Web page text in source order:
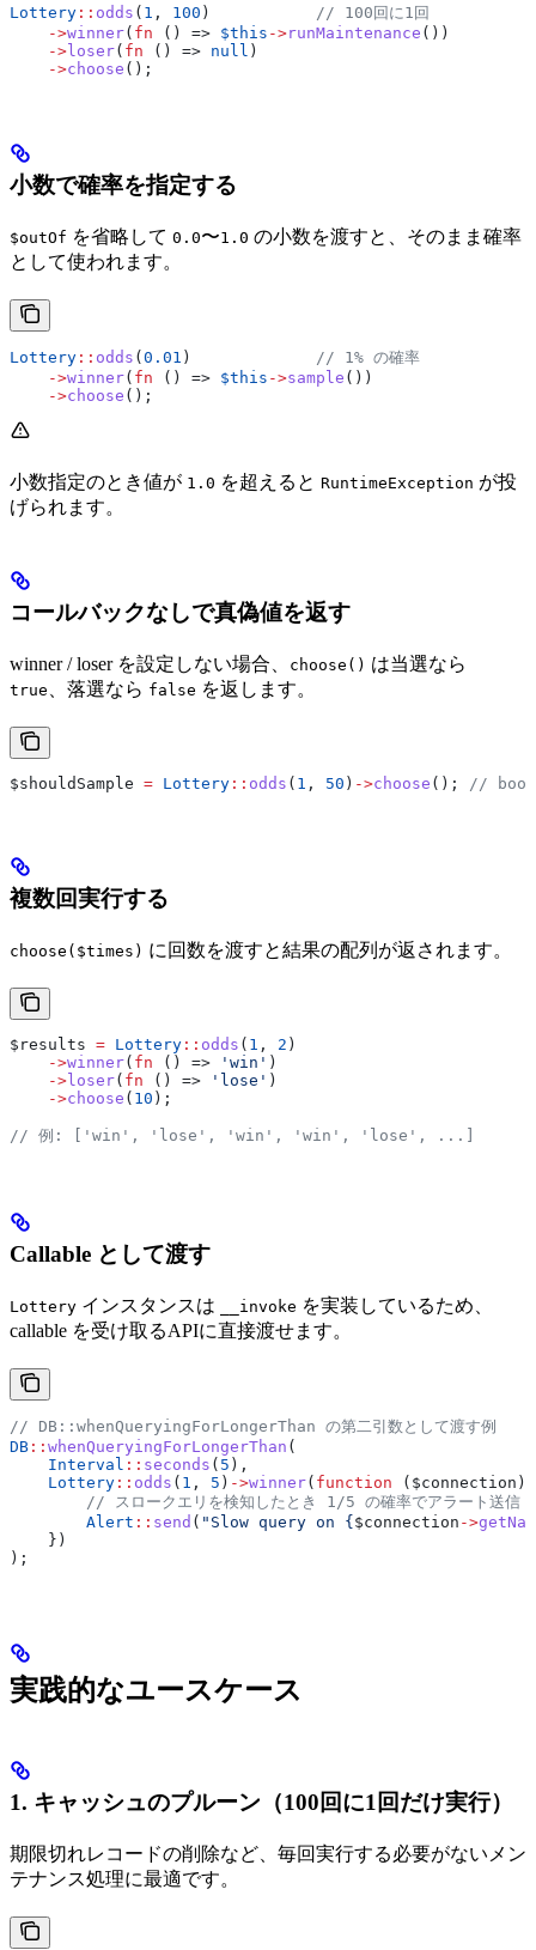
Lottery :: odds ( 1 , 100 ) // 100回に1回
    ->
winner( fn () => $this ->runMaintenance ())
    ->
loser( fn () => null )
    ->
choose ();
小数で確率を指定する
$outOf を省略して 0.0〜1.0 の小数を渡すと、そのまま確率
として使われます。
Lottery :: odds ( 0.01 )
// 1% の確率
    ->
winner( fn () => $this ->sample ())
    ->
choose ();
小数指定のとき値が 1.0 を超えると RuntimeException が投
げられます。
コールバックなしで真偽値を返す
winner / loser を設定しない場合、 choose() は当選なら
true 、落選なら false を返します。
$shouldSample = Lottery :: odds ( 1 , 50 ) ->choose (); // bool
複数回実行する
choose($times) に回数を渡すと結果の配列が返されます。
$results = Lottery :: odds ( 1 , 2 )
    ->
winner( fn () => 'win' )
    ->
loser( fn () => 'lose' )
    ->
choose ( 10 );
// 例: ['win', 'lose', 'win', 'win', 'lose', ...]
Callable として渡す
Lottery インスタンスは __invoke を実装しているため、
callable を受け取るAPIに直接渡せます。
// DB::whenQueryingForLongerThan の第二引数として渡す例
DB :: whenQueryingForLongerThan (
    Interval
:: seconds ( 5 ),
    Lottery
:: odds ( 1 , 5 ) ->winner( function ( $connection )
        // スロークエリを検知したとき 1/5 の確率でアラート送信
        Alert
:: send ( "Slow query on { $connection ->
    })
);
実践的なユースケース
1. キャッシュのプルーン（100回に1回だけ実行）
期限切れレコードの削除など、毎回実行する必要がないメン
テナンス処理に最適です。